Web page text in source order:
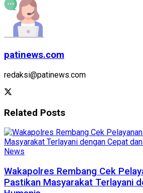
patinews.com
redaksi@patinews.com
Related Posts
News
Wakapolres Rembang Cek
Pastikan Masyarakat Terlayani